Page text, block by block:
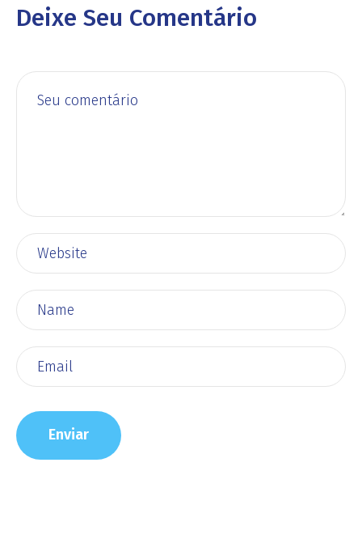
Deixe Seu Comentário